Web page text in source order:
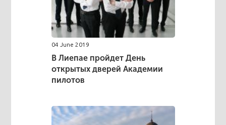
04 June 2019
В Лиепае пройдет День
открытых дверей Академии
пилотов